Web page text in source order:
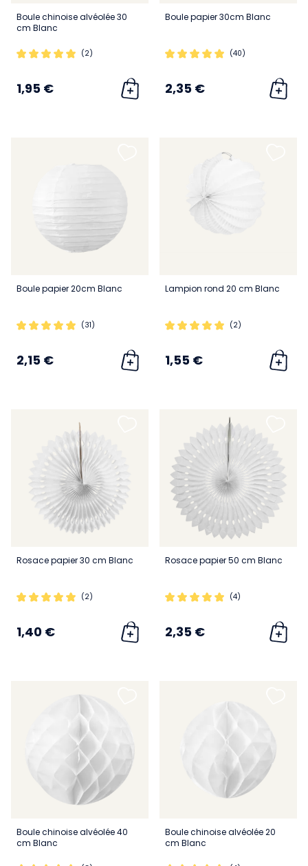
Boule chinoise alvéolée 30
cm Blanc
(2)
1,95 €
Boule papier 30cm Blanc
(40)
2,35 €
Boule papier 20cm Blanc
(31)
2,15 €
Lampion rond 20 cm Blanc
(2)
1,55 €
Rosace papier 30 cm Blanc
(2)
1,40 €
Rosace papier 50 cm Blanc
(4)
2,35 €
Boule chinoise alvéolée 40
cm Blanc
Boule chinoise alvéolée 20
cm Blanc